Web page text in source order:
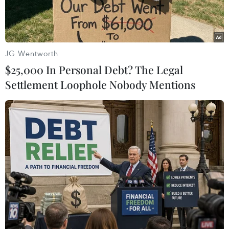
VinBus khai trương thêm tuyến buýt điện kết nối nội thành với
Đông Anh. (Ảnh: PV/Vietnam+)
Sáng 5/6, Công ty Trách nhiệm hữu hạn Dịch vụ
Vận tải Sinh thái VinBus chính thức khai trương
và đưa vào vận hành tuyến buýt điện số 43 (Kim
Mã-Trung tâm triển lãm Quốc gia-Đông Anh),
JG Wentworth
$25,000 In Personal Debt? The Legal
Settlement Loophole Nobody Mentions